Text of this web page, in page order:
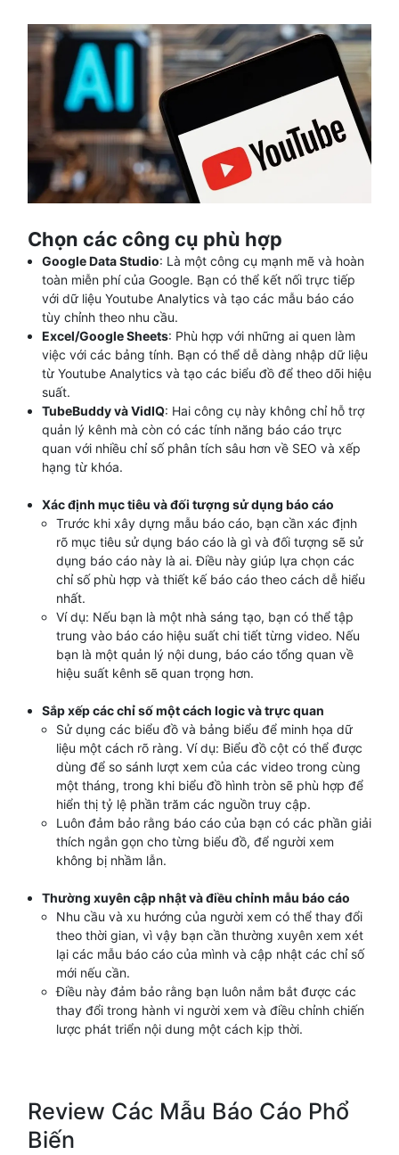
Chọn các công cụ phù hợp
Google Data Studio: Là một công cụ mạnh mẽ và hoàn
toàn miễn phí của Google. Bạn có thể kết nối trực tiếp
với dữ liệu Youtube Analytics và tạo các mẫu báo cáo
tùy chỉnh theo nhu cầu.
Excel/Google Sheets: Phù hợp với những ai quen làm
việc với các bảng tính. Bạn có thể dễ dàng nhập dữ liệu
từ Youtube Analytics và tạo các biểu đồ để theo dõi hiệu
suất.
TubeBuddy và VidIQ: Hai công cụ này không chỉ hỗ trợ
quản lý kênh mà còn có các tính năng báo cáo trực
quan với nhiều chỉ số phân tích sâu hơn về SEO và xếp
hạng từ khóa.
Xác định mục tiêu và đối tượng sử dụng báo cáo
Trước khi xây dựng mẫu báo cáo, bạn cần xác định
rõ mục tiêu sử dụng báo cáo là gì và đối tượng sẽ sử
dụng báo cáo này là ai. Điều này giúp lựa chọn các
chỉ số phù hợp và thiết kế báo cáo theo cách dễ hiểu
nhất.
Ví dụ: Nếu bạn là một nhà sáng tạo, bạn có thể tập
trung vào báo cáo hiệu suất chi tiết từng video. Nếu
bạn là một quản lý nội dung, báo cáo tổng quan về
hiệu suất kênh sẽ quan trọng hơn.
Sắp xếp các chỉ số một cách logic và trực quan
Sử dụng các biểu đồ và bảng biểu để minh họa dữ
liệu một cách rõ ràng. Ví dụ: Biểu đồ cột có thể được
dùng để so sánh lượt xem của các video trong cùng
một tháng, trong khi biểu đồ hình tròn sẽ phù hợp để
hiển thị tỷ lệ phần trăm các nguồn truy cập.
Luôn đảm bảo rằng báo cáo của bạn có các phần giải
thích ngắn gọn cho từng biểu đồ, để người xem
không bị nhầm lẫn.
Thường xuyên cập nhật và điều chỉnh mẫu báo cáo
Nhu cầu và xu hướng của người xem có thể thay đổi
theo thời gian, vì vậy bạn cần thường xuyên xem xét
lại các mẫu báo cáo của mình và cập nhật các chỉ số
mới nếu cần.
Điều này đảm bảo rằng bạn luôn nắm bắt được các
thay đổi trong hành vi người xem và điều chỉnh chiến
lược phát triển nội dung một cách kịp thời.
Review Các Mẫu Báo Cáo Phổ
Biến